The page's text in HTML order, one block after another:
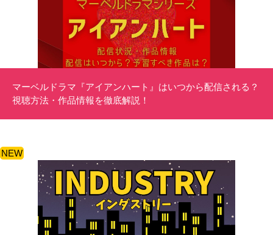
マーベルドラマ『アイアンハート』はいつから配信される？
視聴方法・作品情報を徹底解説！
NEW